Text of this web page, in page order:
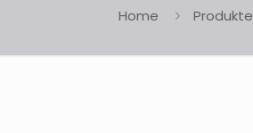
Home Produkte